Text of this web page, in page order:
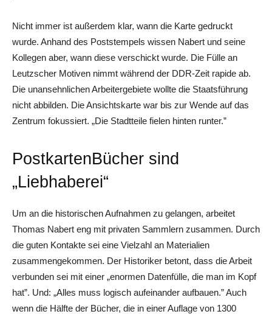
Nicht immer ist außerdem klar, wann die Karte gedruckt
wurde. Anhand des Poststempels wissen Nabert und seine
Kollegen aber, wann diese verschickt wurde. Die Fülle an
Leutzscher Motiven nimmt während der DDR-Zeit rapide ab.
Die unansehnlichen Arbeitergebiete wollte die Staatsführung
nicht abbilden. Die Ansichtskarte war bis zur Wende auf das
Zentrum fokussiert. „Die Stadtteile fielen hinten runter.”
PostkartenBücher sind
„Liebhaberei“
Um an die historischen Aufnahmen zu gelangen, arbeitet
Thomas Nabert eng mit privaten Sammlern zusammen. Durch
die guten Kontakte sei eine Vielzahl an Materialien
zusammengekommen. Der Historiker betont, dass die Arbeit
verbunden sei mit einer „enormen Datenfülle, die man im Kopf
hat”. Und: „Alles muss logisch aufeinander aufbauen.” Auch
wenn die Hälfte der Bücher, die in einer Auflage von 1300